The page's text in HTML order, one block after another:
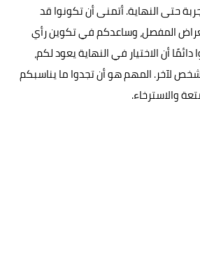
حتى النهاية. أتمنى أن تكونوا قد
المفصل، وساعدكم في تكوين رأي
أن الاختيار في النهاية يعود لكم،
لآخر. المهم هو أن تجدوا ما يناسبكم
والاسترخاء.